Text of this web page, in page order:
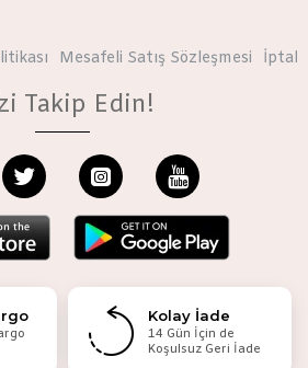
Mesafeli Satış Sözleşmesi İptal
Takip Edin!
Kolay İade
14 Gün İçin de
Koşulsuz Geri İade